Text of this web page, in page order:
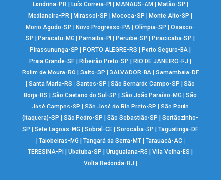
Londrina-PR | Luís Correia-PI | MANAUS-AM | Matão-SP |
Medianeira-PR |Mirassol-SP |Mococa-SP |Monte Alto-SP |
Morro Agudo-SP |Novo Progresso-PA |Olímpia-SP |Osasco-
SP |Paracatu-MG |Parnaíba-PI |Peruíbe-SP |Piracicaba-SP |
Pirassununga-SP |PORTO ALEGRE-RS |Porto Seguro-BA |
Praia Grande-SP |Ribeirão Preto-SP |RIO DE JANEIRO-RJ |
Rolim de Moura-RO | Salto-SP | SALVADOR-BA| Samambaia-DF
|Santa Maria-RS |Santos-SP |São Bernardo Campo-SP |São
Borja-RS |São Caetano do Sul-SP |São João Paraíso-MG |São
José Campos-SP |São José do Rio Preto-SP |São Paulo
(Itaquera)-SP |São Pedro-SP |São Sebastião-SP |Sertãozinho-
SP |Sete Lagoas-MG |Sobral-CE |Sorocaba-SP |Taguatinga-DF
| Taiobeiras-MG | Tangará da Serra-MT| Tarauacá-AC|
TERESINA-PI |Ubatuba-SP |Uruguaiana-RS |Vila Velha-ES |
Volta Redonda-RJ |